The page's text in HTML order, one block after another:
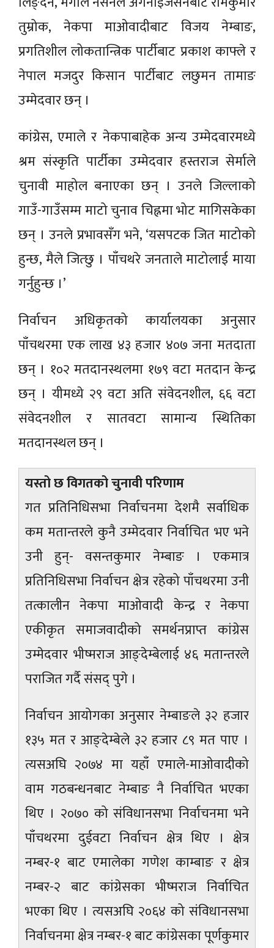
तुम्रोक, नेकपा माओवादीबाट विजय नेम्बाङ,
प्रगतिशील लोकतान्त्रिक पार्टीबाट प्रकाश काफ्ले र
नेपाल मजदुर किसान पार्टीबाट लछुमन तामाङ
उम्मेदवार छन् ।
कांग्रेस, एमाले र नेकपाबाहेक अन्य उम्मेदवारमध्ये
श्रम संस्कृति पार्टीका उम्मेदवार हस्तराज सेर्माले
चुनावी माहोल बनाएका छन् । उनले जिल्लाको
गाउँ-गाउँसम्म माटो चुनाव चिह्नमा भोट मागिसकेका
छन् । उनले प्रभावसँग भने, ‘यसपटक जित माटोको
हुन्छ, मैले जित्छु । पाँचथरे जनताले माटोलाई माया
गर्नुहुन्छ ।’
निर्वाचन अधिकृतको कार्यालयका अनुसार
पाँचथरमा एक लाख ४३ हजार ४०७ जना मतदाता
छन् । १०२ मतदानस्थलमा १७९ वटा मतदान केन्द्र
छन् । यीमध्ये २९ वटा अति संवेदनशील, ६६ वटा
संवेदनशील र सातवटा सामान्य स्थितिका
मतदानस्थल छन् ।
यस्तो छ विगतको चुनावी परिणाम
गत प्रतिनिधिसभा निर्वाचनमा देशमै सर्वाधिक
कम मतान्तरले कुनै उम्मेदवार निर्वाचित भए भने
उनी हुन्- वसन्तकुमार नेम्बाङ । एकमात्र
प्रतिनिधिसभा निर्वाचन क्षेत्र रहेको पाँचथरमा उनी
तत्कालीन नेकपा माओवादी केन्द्र र नेकपा
एकीकृत समाजवादीको समर्थनप्राप्त कांग्रेस
उम्मेदवार भीष्मराज आङ्देम्बेलाई ४६ मतान्तरले
पराजित गर्दै संसद् पुगे ।
निर्वाचन आयोगका अनुसार नेम्बाङले ३२ हजार
१३५ मत र आङ्देम्बेले ३२ हजार ८९ मत पाए ।
त्यसअघि २०७४ मा यहाँ एमाले-माओवादीको
वाम गठबन्धनबाट नेम्बाङ नै निर्वाचित भएका
थिए । २०७० को संविधानसभा निर्वाचनमा भने
पाँचथरमा दुईवटा निर्वाचन क्षेत्र थिए । क्षेत्र
नम्बर-१ बाट एमालेका गणेश काम्बाङ र क्षेत्र
नम्बर-२ बाट कांग्रेसका भीष्मराज निर्वाचित
भएका थिए । त्यसअघि २०६४ को संविधानसभा
निर्वाचनमा क्षेत्र नम्बर-१ बाट कांग्रेसका पूर्णकुमार